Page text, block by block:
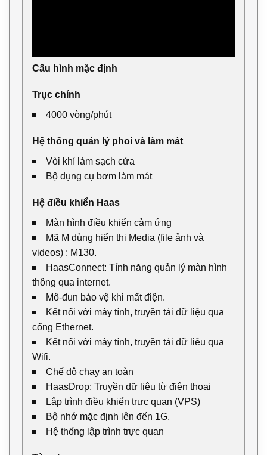
Cấu hình mặc định
Trục chính
4000 vòng/phút
Hệ thống quản lý phoi và làm mát
Vòi khí làm sạch cửa
Bộ dụng cụ bơm làm mát
Hệ điều khiển Haas
Màn hình điều khiển cảm ứng
Mã M dùng hiển thị Media (file ảnh và
videos) : M130.
HaasConnect: Tính năng quản lý màn hình
thông qua internet.
Mô-đun bảo vệ khi mất điện.
Kết nối với máy tính, truyền tải dữ liệu qua
cổng Ethernet.
Kết nối với máy tính, truyền tải dữ liệu qua
Wifi.
Chế độ chạy an toàn
HaasDrop: Truyền dữ liệu từ điện thoại
Lập trình điều khiển trực quan (VPS)
Bộ nhớ mặc định lên đến 1G.
Hệ thống lập trình trực quan